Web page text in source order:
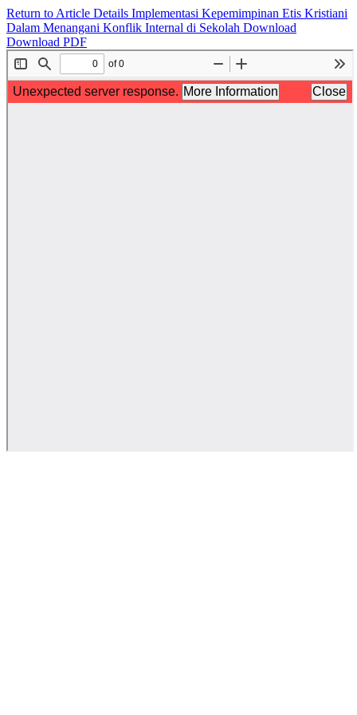
Return to Article Details Implementasi Kepemimpinan Etis Kristiani
Dalam Menangani Konflik Internal di Sekolah Download
Download PDF